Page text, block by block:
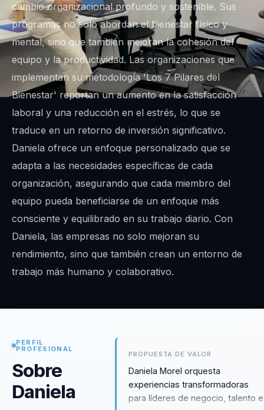
cambio organizacional profundo y sostenible. Sus
programas no solo abordan el bienestar físico y
mental, sino que también mejoran la cohesión del
equipo y la productividad. Las organizaciones que
implementan su metodología 'Los 7 Pilares del
Bienestar' reportan un aumento en la satisfacción
laboral y una reducción en el estrés, lo que se
traduce en un retorno de inversión significativo.
Daniela ofrece un enfoque personalizado que se
adapta a las necesidades específicas de cada
organización, asegurando que cada miembro del
equipo pueda beneficiarse de un enfoque más
consciente y equilibrado en su trabajo diario. Con
Daniela, las empresas no solo mejoran su
rendimiento, sino que también crean un entorno de
trabajo más humano y colaborativo.
PERFIL
PROFESIONAL
Sobre
Daniela
PROPUESTA DE VALOR
Daniela Morel orquesta
experiencias transformadoras
para líderes de negocio, talento e